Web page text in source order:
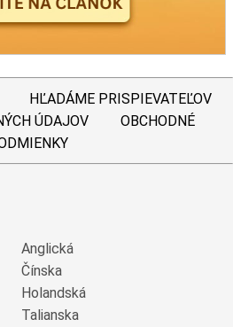
HĽADÁME PRISPIEVATEĽOV
ÚDAJOV
OBCHODNÉ
Anglická
Čínska
Holandská
Talianska